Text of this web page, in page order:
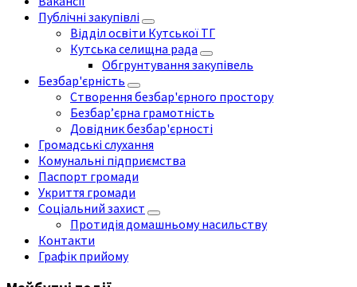
Публічні закупівлі
Відділ освіти Кутської ТГ
Кутська селищна рада
Обгрунтування закупівель
Безбар'єрність
Створення безбар'єрного простору
Безбар’єрна грамотність
Довідник безбар'єрності
Громадські слухання
Комунальні підприємства
Паспорт громади
Укриття громади
Соціальний захист
Протидія домашньому насильству
Контакти
Графік прийому